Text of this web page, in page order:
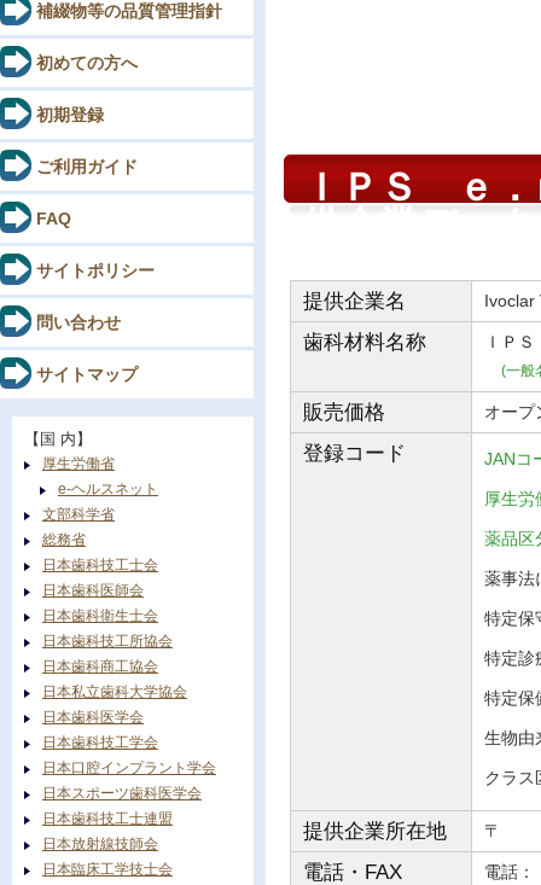
ＩＰＳ ｅ
提供企業名 Ivoclar
歯科材料名称 ＩＰ
(一般
販売価格 オープ
登録コード JANコ
厚生
薬品
薬事
特定
特定
特定
生物
クラ
提供企業所在地 〒
電話・FAX 電
補綴物等の品質管理指針
初めての方へ
初期登録
ご利用ガイド
FAQ
サイトポリシー
問い合わせ
サイトマップ
【国 内】
厚生労働省
e-ヘルスネット
文部科学省
総務省
日本歯科技工士会
日本歯科医師会
日本歯科衛生士会
日本歯科技工所協会
日本歯科商工協会
日本私立歯科大学協会
日本歯科医学会
日本歯科技工学会
日本口腔インプラント学会
日本スポーツ歯科医学会
日本歯科技工士連盟
日本放射線技師会
日本臨床工学技士会